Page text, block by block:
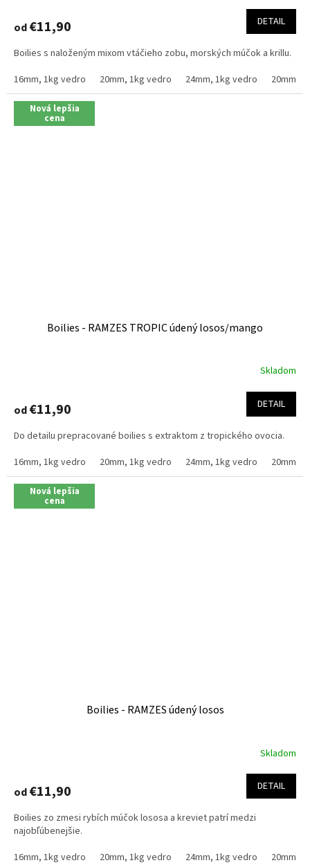
je
z
hviezdičiek.
od€11,90 DETAIL
Boilies s naloženým mixom vtáčieho zobu, morských múčok a krillu.
16mm, 1kg vedro
20mm, 1kg vedro 24mm, 1kg vedro 20mm,
Nová lepšia
cena
Boilies - RAMZES TROPIC údený losos/mango
je
z
hviezdičiek.
Skladom
od€11,90 DETAIL
Do detailu prepracované boilies s extraktom z tropického ovocia.
16mm, 1kg vedro
20mm, 1kg vedro 24mm, 1kg vedro 20mm,
Nová lepšia
cena
Boilies - RAMZES údený losos
je
z
5
Skladom
od€11,90 DETAIL
Boilies zo zmesi rybích múčok lososa a kreviet patrí medzi
najobľúbenejšie.
16mm, 1kg vedro
20mm, 1kg vedro 24mm, 1kg vedro 20mm,